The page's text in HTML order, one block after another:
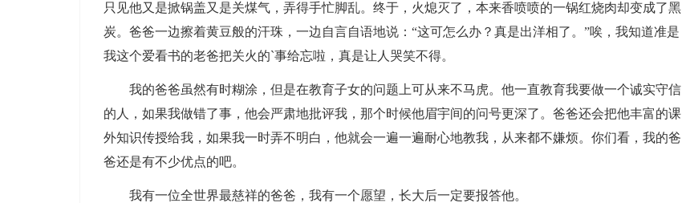
只见他又是掀锅盖又是关煤气，弄得手忙脚乱。终于，火熄灭了，本来香喷喷的一锅红烧肉却变成了黑
炭。爸爸一边擦着黄豆般的汗珠，一边自言自语地说：“这可怎么办？真是出洋相了。”唉，我知道准是
我这个爱看书的老爸把关火的`事给忘啦，真是让人哭笑不得。
我的爸爸虽然有时糊涂，但是在教育子女的问题上可从来不马虎。他一直教育我要做一个诚实守信
的人，如果我做错了事，他会严肃地批评我，那个时候他眉宇间的问号更深了。爸爸还会把他丰富的课
外知识传授给我，如果我一时弄不明白，他就会一遍一遍耐心地教我，从来都不嫌烦。你们看，我的爸
爸还是有不少优点的吧。
我有一位全世界最慈祥的爸爸，我有一个愿望，长大后一定要报答他。